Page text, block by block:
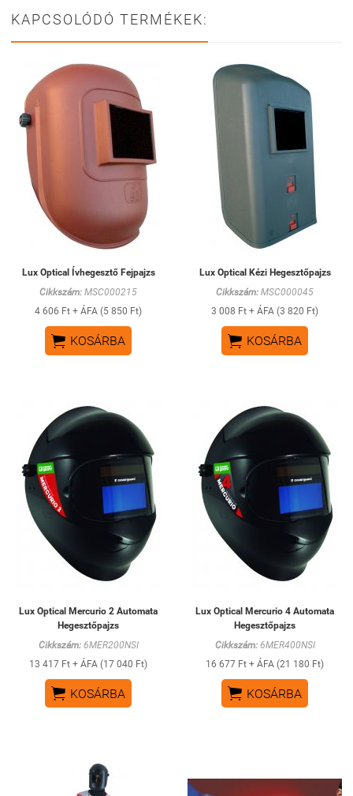
KAPCSOLÓDÓ TERMÉKEK:
Lux Optical Ívhegesztő Fejpajzs
Cikkszám: MSC000215
4 606 Ft + ÁFA (5 850 Ft)
 KOSÁRBA
Lux Optical Kézi Hegesztőpajzs
Cikkszám: MSC000045
3 008 Ft + ÁFA (3 820 Ft)
 KOSÁRBA
Lux Optical Mercurio 2 Automata
Hegesztőpajzs
Cikkszám:6MER200NSI
13 417 Ft + ÁFA (17 040 Ft)
 KOSÁRBA
Lux Optical Mercurio 4 Automata
Hegesztőpajzs
Cikkszám:6MER400NSI
16 677 Ft + ÁFA (21 180 Ft)
 KOSÁRBA